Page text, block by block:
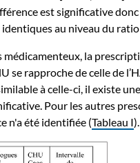
est significative donc
au niveau du ratio
la
se rapproche de celle de
à celle-ci, il existe
Pour les autres
n'a été identifiée (Tableau I).